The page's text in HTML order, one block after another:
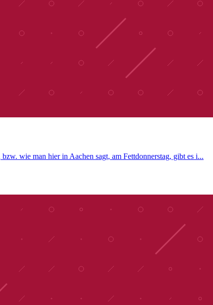
wie man hier in Aachen sagt, am Fettdonnerstag, gibt es i...